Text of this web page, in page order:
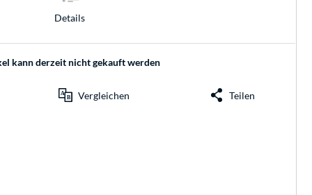
Details
kann derzeit nicht gekauft werden
Vergleichen Teilen